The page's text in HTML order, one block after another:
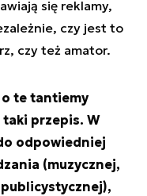
się reklamy,
czy jest to
czy też amator.
o te tantiemy
przepis. W
odpowiedniej
(muzycznej,